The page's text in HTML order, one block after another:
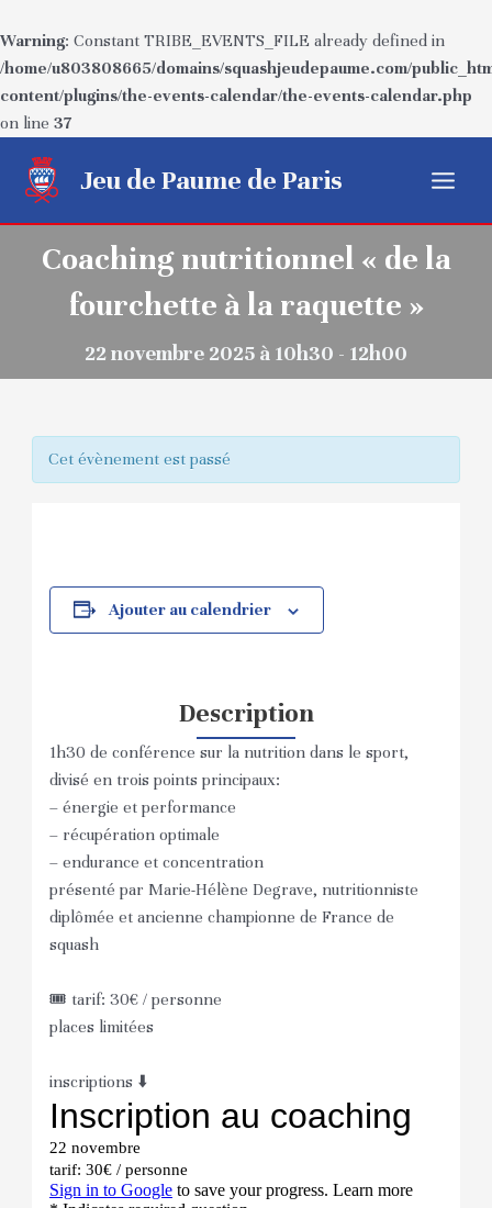
Warning: Constant TRIBE_EVENTS_FILE already defined in
/home/u803808665/domains/squashjeudepaume.com/
content/plugins/the-events-calendar/the-events-calendar.php
on line 37
contenu
Jeu de Paume de Paris
Menu
Coaching nutritionnel « de la
fourchette à la raquette »
22 novembre 2025 à 10h30 - 12h00
Cet évènement est passé
Ajouter au calendrier
Description
1h30 de conférence sur la nutrition dans le sport,
divisé en trois points principaux:
– énergie et performance
– récupération optimale
– endurance et concentration
présenté par Marie-Hélène Degrave, nutritionniste
diplômée et ancienne championne de France de
squash
🎟️ tarif: 30€ / personne
places limitées
inscriptions ⬇️